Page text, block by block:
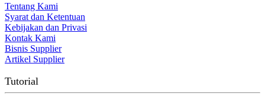
Tentang Kami
Syarat dan Ketentuan
Kebijakan dan Privasi
Kontak Kami
Bisnis Supplier
Artikel Supplier
Tutorial